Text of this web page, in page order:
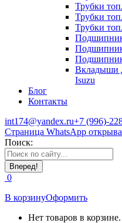
Трубки
Трубки
Трубки
Вкладыши
Isuzu
Блог
Контакты
int174@yandex.ru+7 (996)-
Страница WhatsApp
Поиск:
0
В корзинуОформить
Нет товаров в корзине.